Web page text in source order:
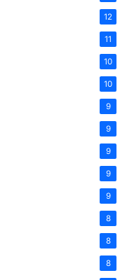
12
11
10
10
9
9
9
9
9
8
8
8